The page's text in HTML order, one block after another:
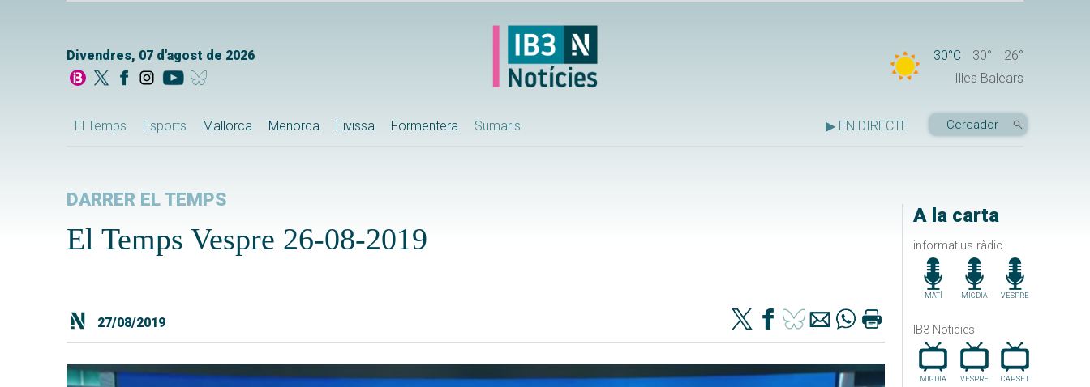
Divendres, 07 d'agost de 2026 30°C 30°
26°
Illes Balears
El Temps Esports Mallorca Menorca Eivissa Formentera Sumaris ▶ EN DIRECTE
A la carta
informatius ràdio
MATÍ MIGDIA VESPRE
IB3 Noticies
MIGDIA VESPRE CAP.SET
DARRER EL TEMPS
El Temps Vespre 26-08-2019
27/08/2019